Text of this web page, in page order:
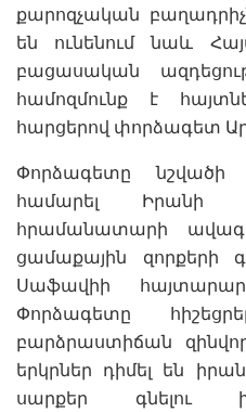
քարոզչական
են ունենում նաև
բացասական
համոզմունք է
հարցերով փորձագետ
Փորձագետը
համարել Իրանի
հրամանատարի
ցամաքային զորքերի
Սաֆավիի
Փորձագետը
բարձրաստիճան
երկրներ դիմել են
սարքեր գնելու